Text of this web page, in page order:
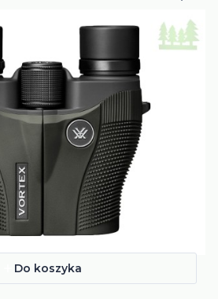
Do koszyka